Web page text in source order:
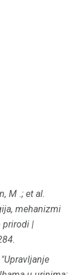
M .; et al.
mehanizmi
prirodi |
"Upravljanje